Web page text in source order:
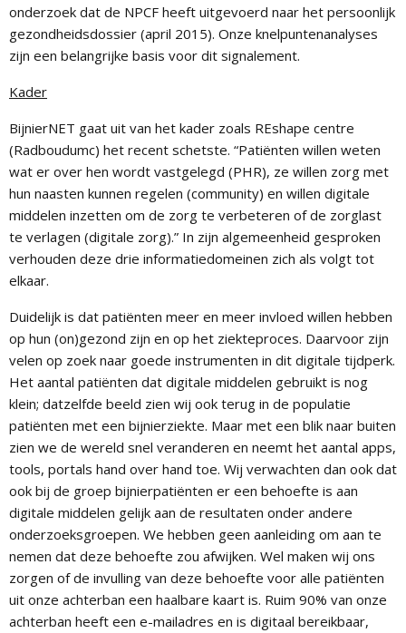
onderzoek dat de NPCF heeft uitgevoerd naar het persoonlijk
gezondheidsdossier (april 2015). Onze knelpuntenanalyses
zijn een belangrijke basis voor dit signalement.
Kader
BijnierNET gaat uit van het kader zoals REshape centre
(Radboudumc) het recent schetste. “Patiënten willen weten
wat er over hen wordt vastgelegd (PHR), ze willen zorg met
hun naasten kunnen regelen (community) en willen digitale
middelen inzetten om de zorg te verbeteren of de zorglast
te verlagen (digitale zorg).” In zijn algemeenheid gesproken
verhouden deze drie informatiedomeinen zich als volgt tot
elkaar.
Duidelijk is dat patiënten meer en meer invloed willen hebben
op hun (on)gezond zijn en op het ziekteproces. Daarvoor zijn
velen op zoek naar goede instrumenten in dit digitale tijdperk.
Het aantal patiënten dat digitale middelen gebruikt is nog
klein; datzelfde beeld zien wij ook terug in de populatie
patiënten met een bijnierziekte. Maar met een blik naar buiten
zien we de wereld snel veranderen en neemt het aantal apps,
tools, portals hand over hand toe. Wij verwachten dan ook dat
ook bij de groep bijnierpatiënten er een behoefte is aan
digitale middelen gelijk aan de resultaten onder andere
onderzoeksgroepen. We hebben geen aanleiding om aan te
nemen dat deze behoefte zou afwijken. Wel maken wij ons
zorgen of de invulling van deze behoefte voor alle patiënten
uit onze achterban een haalbare kaart is. Ruim 90% van onze
achterban heeft een e-mailadres en is digitaal bereikbaar,